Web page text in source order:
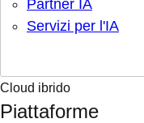
Partner IA
Servizi per l'IA
Cloud ibrido
Piattaforme